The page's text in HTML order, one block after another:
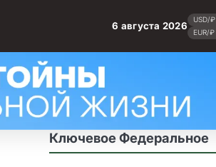
6 августа 2026
USD/₽
EUR/₽
Ключевое Федеральное